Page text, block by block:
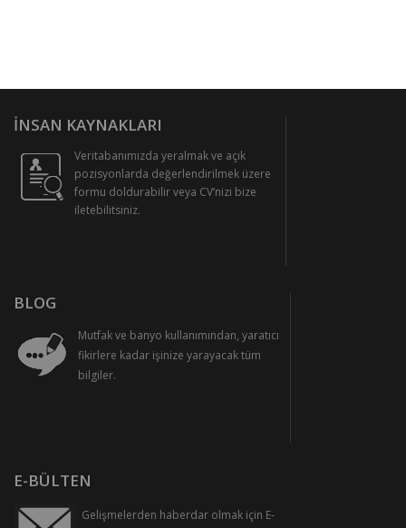
İNSAN KAYNAKLARI
Veritabanımızda yeralmak ve açık
pozisyonlarda değerlendirilmek üzere
formu doldurabilir veya CV’nizi bize
iletebilitsiniz.
BLOG
Mutfak ve banyo kullanımından, yaratıcı
fikirlere kadar işinize yarayacak tüm
bilgiler.
E-BÜLTEN
Gelişmelerden haberdar olmak için E-